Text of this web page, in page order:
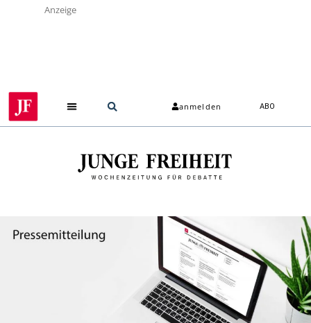
Anzeige
anmelden ABO